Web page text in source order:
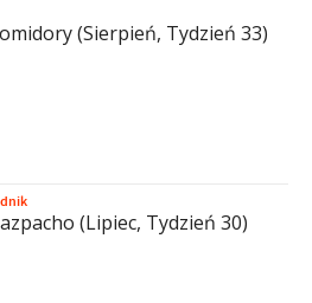
(Sierpień, Tydzień 33)
(Lipiec, Tydzień 30)